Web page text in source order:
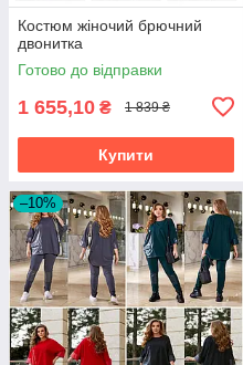
Костюм жіночий брючний
двонитка
Готово до відправки
1 655,10 ₴ 1 839 ₴
Купити
–10%